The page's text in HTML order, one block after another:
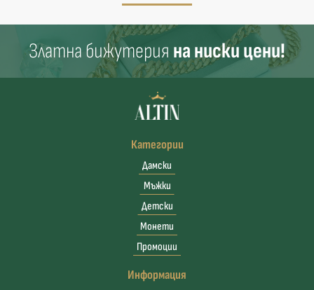
Златна бижутерия на ниски цени!
Категории
Дамски
Мъжки
Детски
Монети
Промоции
Информация